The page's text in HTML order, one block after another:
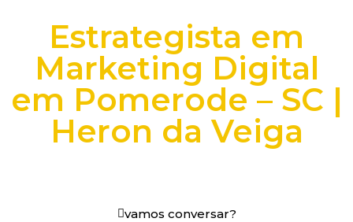
Estrategista em
Marketing Digital
em Pomerode – SC |
Heron da Veiga
vamos conversar?